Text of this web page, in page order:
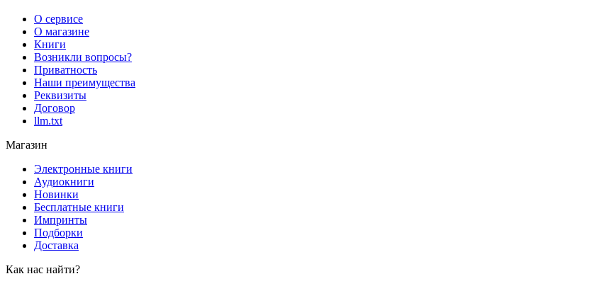
О сервисе
О магазине
Книги
Возникли вопросы?
Приватность
Наши преимущества
Реквизиты
Договор
llm.txt
Магазин
Электронные книги
Аудиокниги
Новинки
Бесплатные книги
Импринты
Подборки
Доставка
Как нас найти?